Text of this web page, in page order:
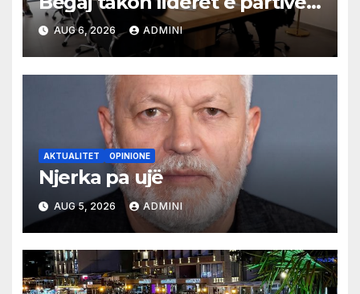
shqiptare në Ulqin
AUG 6, 2026 ADMINI
AKTUALITET OPINIONE
Njerka pa ujë
AUG 5, 2026 ADMINI